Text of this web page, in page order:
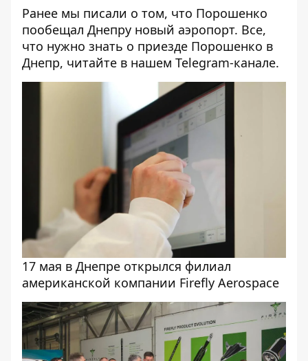
Ранее мы писали о том, что Порошенко
пообещал Днепру новый аэропорт. Все,
что нужно знать о приезде Порошенко в
Днепр, читайте в нашем Telegram-канале.
17 мая в Днепре открылся филиал
американской компании Firefly Aerospace